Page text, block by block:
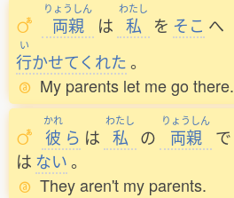
りょうしん
両親 は
わたし
私 を そこ へ
い
行かせてくれた。
My parents let me go there.
かれ
彼 ら は
わたし
私 の
りょうしん
両親
で
は ない。
They aren't my parents.